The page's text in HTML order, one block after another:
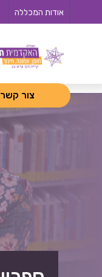
אודות המכללה
צור